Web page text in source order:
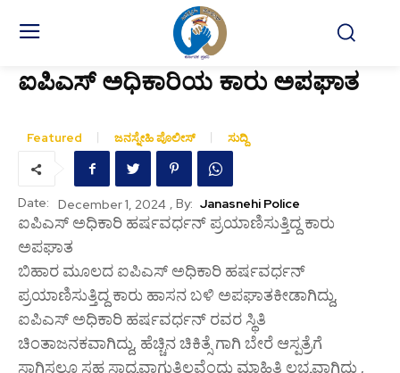
ಐಪಿಎಸ್ ಅಧಿಕಾರಿಯ ಕಾರು ಅಪಘಾತ
Featured ಜನಸ್ನೇಹಿ ಪೊಲೀಸ್ ಸುದ್ದಿ
Date: December 1, 2024 , By: Janasnehi Police
ಐಪಿಎಸ್ ಅಧಿಕಾರಿ ಹರ್ಷವರ್ಧನ್ ಪ್ರಯಾಣಿಸುತ್ತಿದ್ದ ಕಾರು
ಅಪಘಾತ
ಬಿಹಾರ ಮೂಲದ ಐಪಿಎಸ್ ಅಧಿಕಾರಿ ಹರ್ಷವರ್ಧನ್
ಪ್ರಯಾಣಿಸುತ್ತಿದ್ದ ಕಾರು ಹಾಸನ ಬಳಿ ಅಪಘಾತಕೀಡಾಗಿದ್ದು,
ಐಪಿಎಸ್ ಅಧಿಕಾರಿ ಹರ್ಷವರ್ಧನ್ ರವರ ಸ್ಥಿತಿ
ಚಿಂತಾಜನಕವಾಗಿದ್ದು, ಹೆಚ್ಚಿನ ಚಿಕಿತ್ಸೆ ಗಾಗಿ ಬೇರೆ ಆಸ್ಪತ್ರೆಗೆ
ಸಾಗಿಸಲೂ ಸಹ ಸಾದ್ಯವಾಗುತ್ತಿಲ್ಲವೆಂದು ಮಾಹಿತಿ ಲಭ್ಯವಾಗಿದ್ದು ,